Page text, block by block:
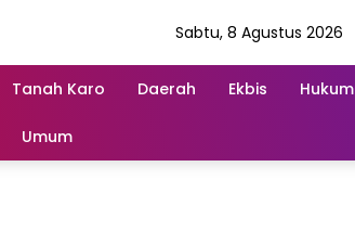
Sabtu, 8 Agustus 2026
Tanah Karo Daerah Ekbis Hukum
Umum